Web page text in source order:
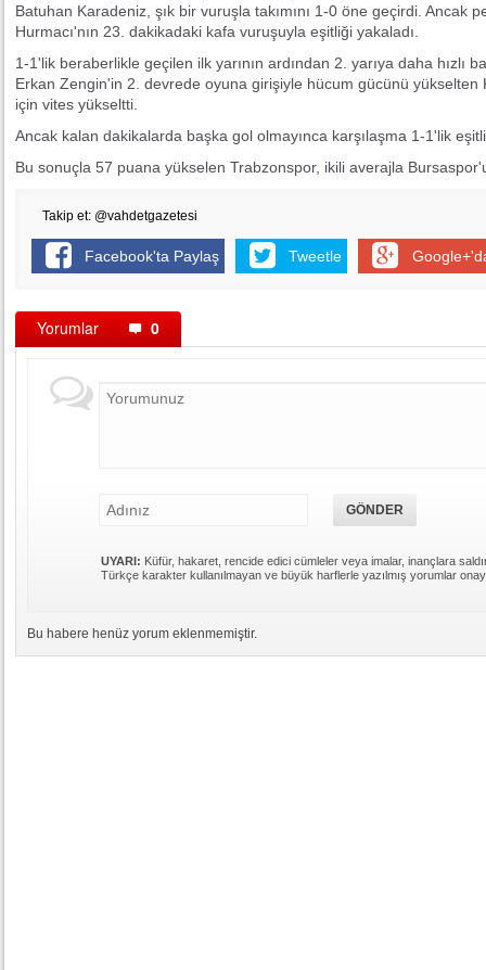
Batuhan Karadeniz, şık bir vuruşla takımını 1-0 öne geçirdi. Ancak
Hurmacı'nın 23. dakikadaki kafa vuruşuyla eşitliği yakaladı.
1-1'lik beraberlikle geçilen ilk yarının ardından 2. yarıya daha hızlı
Erkan Zengin'in 2. devrede oyuna girişiyle hücum gücünü yükselten
için vites yükseltti.
Ancak kalan dakikalarda başka gol olmayınca karşılaşma 1-1'lik
Bu sonuçla 57 puana yükselen Trabzonspor, ikili averajla
Takip et: @vahdetgazetesi
Facebook'ta Paylaş Tweetle
Yorumlar 0
UYARI: Küfür, hakaret, rencide edici cümleler veya imalar, inançlara
Türkçe karakter kullanılmayan ve büyük harflerle yazılmış yorumlar
Bu habere henüz yorum eklenmemiştir.